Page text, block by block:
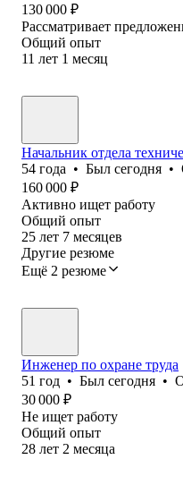
130 000 ₽
Рассматривает
Общий опыт
11 лет 1 месяц
Начальник отдела
54 года • Был сегодня •
160 000 ₽
Активно ищет работу
Общий опыт
25 лет 7 месяцев
Другие резюме
Ещё 2 резюме
Инженер по охране труда
51 год • Был сегодня •
30 000 ₽
Не ищет работу
Общий опыт
28 лет 2 месяца